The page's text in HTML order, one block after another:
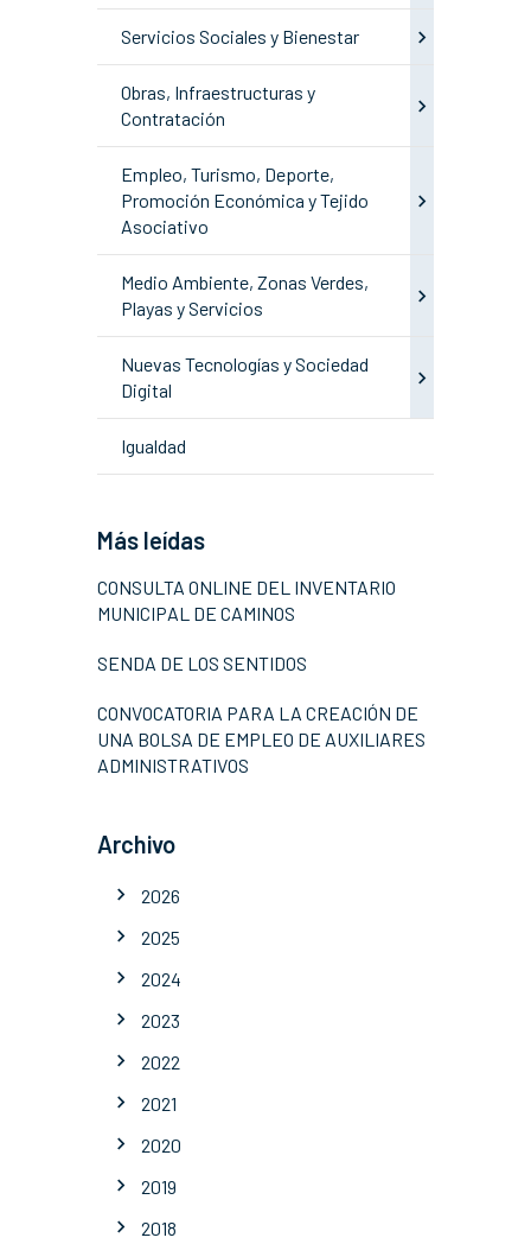
Servicios Sociales y Bienestar
Obras, Infraestructuras y
Contratación
Empleo, Turismo, Deporte,
Promoción Económica y Tejido
Asociativo
Medio Ambiente, Zonas Verdes,
Playas y Servicios
Nuevas Tecnologías y Sociedad
Digital
Igualdad
Más leídas
CONSULTA ONLINE DEL INVENTARIO
MUNICIPAL DE CAMINOS
SENDA DE LOS SENTIDOS
CONVOCATORIA PARA LA CREACIÓN DE
UNA BOLSA DE EMPLEO DE AUXILIARES
ADMINISTRATIVOS
Archivo
2026
2025
2024
2023
2022
2021
2020
2019
2018